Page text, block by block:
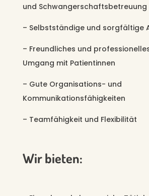
und Schwangerschaftsbetreuung
– Selbstständige und sorgfältige
– Freundliches und
Umgang mit Patientinnen
– Gute Organisations- und
Kommunikationsfähigkeiten
– Teamfähigkeit und Flexibilität
Wir bieten: